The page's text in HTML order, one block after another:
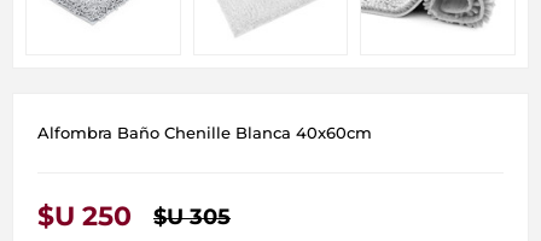
Alfombra Baño Chenille Blanca 40x60cm
$U 250 $U 305